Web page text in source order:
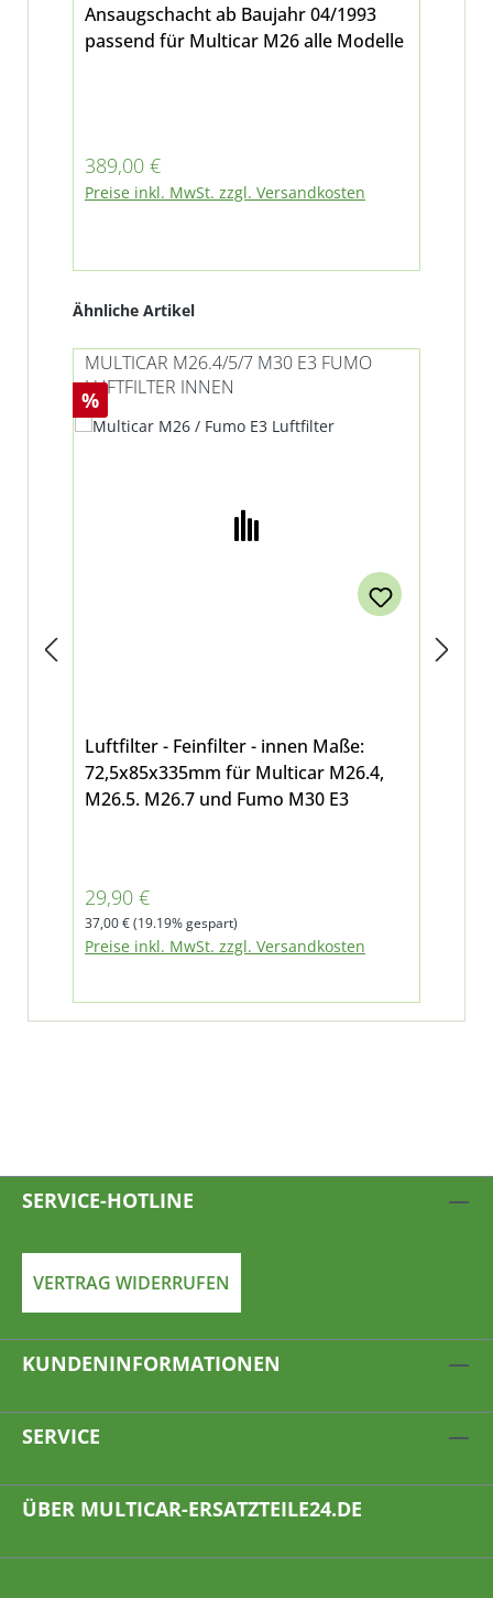
Ansaugschacht ab Baujahr 04/1993
passend für Multicar M26 alle Modelle
Regulärer Preis:
389,00 €
Preise inkl. MwSt. zzgl. Versandkosten
Produktgalerie überspringen
Ähnliche Artikel
Rabatt
%
MULTICAR M26.4/5/7 M30 E3 FUMO
LUFTFILTER INNEN
Luftfilter - Feinfilter - innen Maße:
72,5x85x335mm für Multicar M26.4,
M26.5. M26.7 und Fumo M30 E3
Verkaufspreis:
29,90 €
Regulärer Preis:
37,00 €(19.19% gespart)
Preise inkl. MwSt. zzgl. Versandkosten
SERVICE-HOTLINE
VERTRAG WIDERRUFEN
KUNDENINFORMATIONEN
SERVICE
ÜBER MULTICAR-ERSATZTEILE24.DE